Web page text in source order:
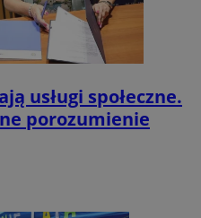
usługi społeczne.
porozumienie